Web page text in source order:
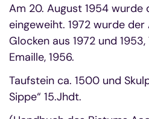
Am 20. August 1954 wurde
eingeweiht. 1972 wurde
Glocken aus 1972 und
Emaille, 1956.
Taufstein ca. 1500 und
Sippe“ 15.Jhdt.